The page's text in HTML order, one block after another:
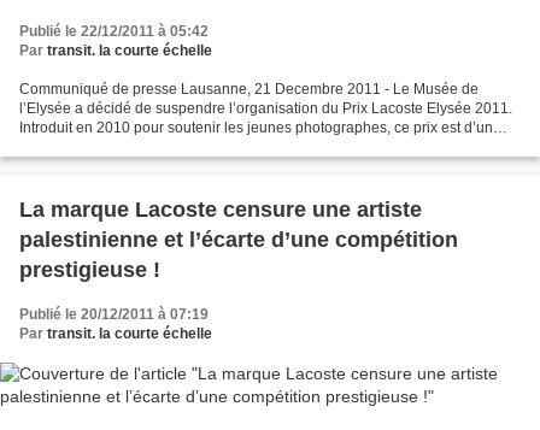
Publié le 22/12/2011 à 05:42
Par transit. la courte échelle
Communiqué de presse Lausanne, 21 Decembre 2011 - Le Musée de
l’Elysée a décidé de suspendre l’organisation du Prix Lacoste Elysée 2011.
Introduit en 2010 pour soutenir les jeunes photographes, ce prix est d’un
La marque Lacoste censure une artiste
palestinienne et l’écarte d’une compétition
prestigieuse !
Publié le 20/12/2011 à 07:19
Par transit. la courte échelle